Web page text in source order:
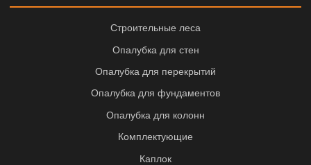
Строительные леса
Опалубка для стен
Опалубка для перекрытий
Опалубка для фундаментов
Опалубка для колонн
Комплектующие
Каплок